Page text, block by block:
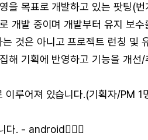
을 목표로 개발하고 있는 팟팅(
개발 중이며 개발부터 유지 보
것은 아니고 프로젝트 런칭 및
해 기획에 반영하고 기능을 개선
이루어져 있습니다.(기획자/PM
다. - android🙆🏻‍♂️